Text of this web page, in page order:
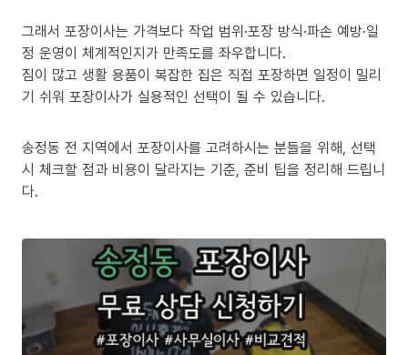
그래서 포장이사는 가격보다 작업 범위·포장 방식·파손 예방·일
정 운영이 체계적인지가 만족도를 좌우합니다.
짐이 많고 생활 용품이 복잡한 집은 직접 포장하면 일정이 밀리
기 쉬워 포장이사가 실용적인 선택이 될 수 있습니다.
송정동 전 지역에서 포장이사를 고려하시는 분들을 위해, 선택
시 체크할 점과 비용이 달라지는 기준, 준비 팁을 정리해 드립니
다.